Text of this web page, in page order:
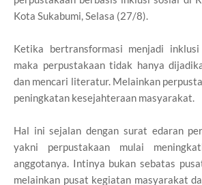
Kota Sukabumi, Selasa (27/8).
Ketika bertransformasi menjadi
maka perpustakaan tidak hanya
dan mencari literatur. Melainkan
peningkatan kesejahteraan masyarakat.
Hal ini sejalan dengan surat edaran
yakni perpustakaan mulai
anggotanya. Intinya bukan sebatas
melainkan pusat kegiatan masyarakat